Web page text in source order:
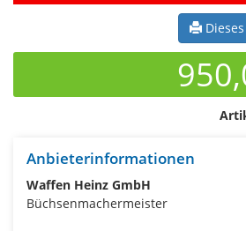
Anbieterinformationen
Waffen Heinz GmbH
Büchsenmachermeister